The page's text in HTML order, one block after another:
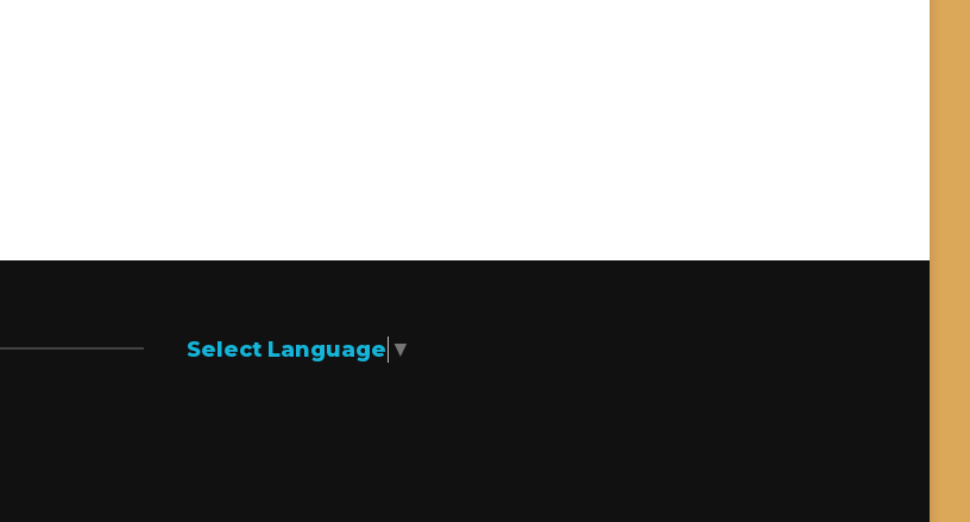
Select Language ▼